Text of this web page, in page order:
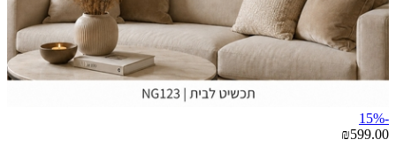
-15%
₪599.00